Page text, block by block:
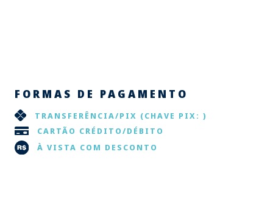
FORMAS DE PAGAMENTO
TRANSFERÊNCIA/PIX (CHAVE PIX: )
CARTÃO CRÉDITO/DÉBITO
À VISTA COM DESCONTO